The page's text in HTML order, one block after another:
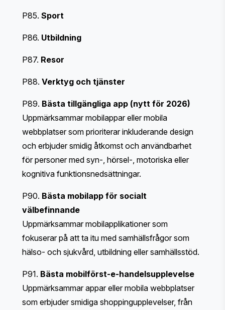
P85. Sport
P86. Utbildning
P87. Resor
P88. Verktyg och tjänster
P89. Bästa tillgängliga app (nytt för 2026)
Uppmärksammar mobilappar eller mobila
webbplatser som prioriterar inkluderande design
och erbjuder smidig åtkomst och användbarhet
för personer med syn-, hörsel-, motoriska eller
kognitiva funktionsnedsättningar.
P90. Bästa mobilapp för socialt
välbefinnande
Uppmärksammar mobilapplikationer som
fokuserar på att ta itu med samhällsfrågor som
hälso- och sjukvård, utbildning eller samhällsstöd.
P91. Bästa mobilförst-e-handelsupplevelse
Uppmärksammar appar eller mobila webbplatser
som erbjuder smidiga shoppingupplevelser, från